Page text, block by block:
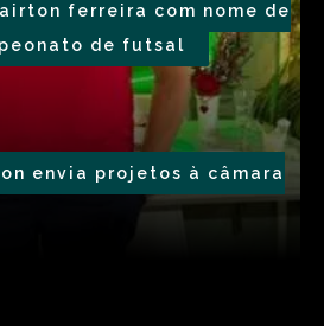
ferreira com nome de
de futsal
envia projetos à câmara